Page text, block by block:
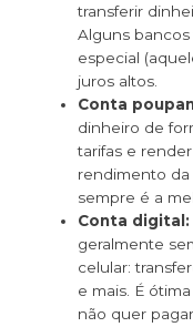
transferir
Alguns
especial
juros altos.
Conta
dinheiro de
tarifas e
rendimento
sempre é a
Conta digital:
geralmente
celular:
e mais. É
não quer